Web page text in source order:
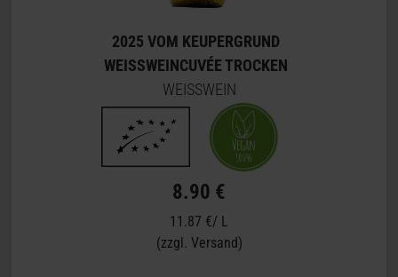
2025 VOM KEUPERGRUND
WEISSWEINCUVÉE TROCKEN
WEISSWEIN
8.90 €
11.87 €/ L
(zzgl. Versand)